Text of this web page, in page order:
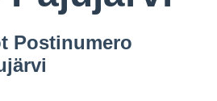
Postinumero